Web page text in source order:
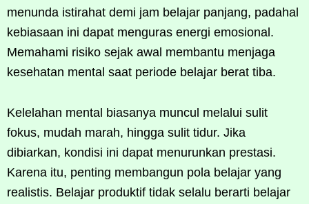
menunda istirahat demi jam belajar panjang, padahal
kebiasaan ini dapat menguras energi emosional.
Memahami risiko sejak awal membantu menjaga
kesehatan mental saat periode belajar berat tiba.
Kelelahan mental biasanya muncul melalui sulit
fokus, mudah marah, hingga sulit tidur. Jika
dibiarkan, kondisi ini dapat menurunkan prestasi.
Karena itu, penting membangun pola belajar yang
realistis. Belajar produktif tidak selalu berarti belajar